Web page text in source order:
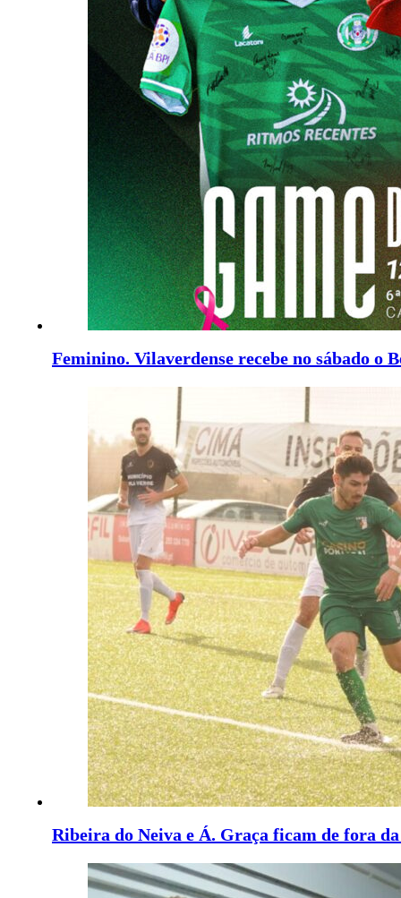
Feminino. Vilaverdense recebe no sábado o
Ribeira do Neiva e Á. Graça ficam de fora